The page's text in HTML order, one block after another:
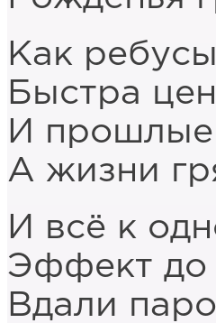
Как
Быстра
И прошлые
А жизни
И всё к
Эффект до
Вдали